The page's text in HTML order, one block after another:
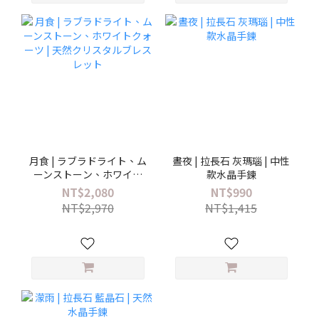
月食 | ラブラドライト、ム
ーンストーン、ホワイト
クォーツ | 天然クリスタル
ブレスレット
NT$2,080
NT$2,970
晝夜 | 拉長石 灰瑪瑙 | 中性
款水晶手鍊
NT$990
NT$1,415